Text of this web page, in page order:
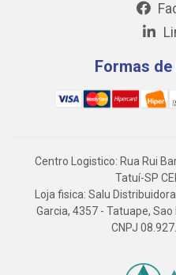
Formas
Centro Logistico: Rua Rui
Tatuí-SP
Loja fisica: Salu
Garcia, 4357 - Tatuape,
CNPJ